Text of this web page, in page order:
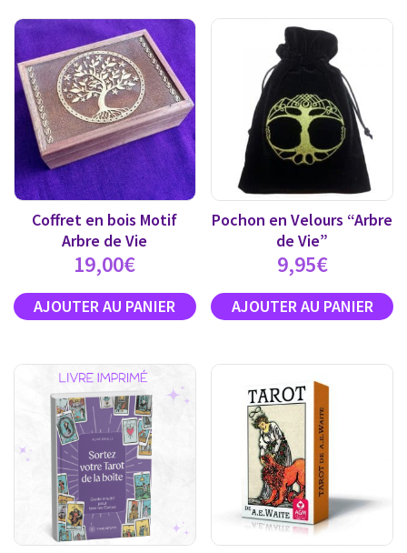
Coffret en bois Motif
Arbre de Vie
19,00€
Pochon en Velours “Arbre
de Vie”
9,95€